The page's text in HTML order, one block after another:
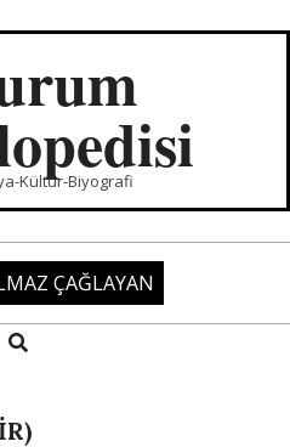
Kültür-Biyografi
ÇAĞLAYAN
Search